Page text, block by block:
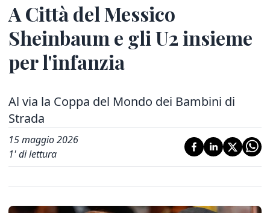
A Città del Messico
Sheinbaum e gli U2 insieme
per l'infanzia
Al via la Coppa del Mondo dei Bambini di
Strada
15 maggio 2026
1' di lettura